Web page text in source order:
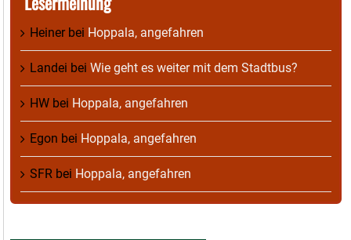
Heinerbei Hoppala, angefahren
Landei bei Wie geht es weiter mit dem Stadtbus?
HW bei Hoppala, angefahren
Egon bei Hoppala, angefahren
SFR bei Hoppala, angefahren